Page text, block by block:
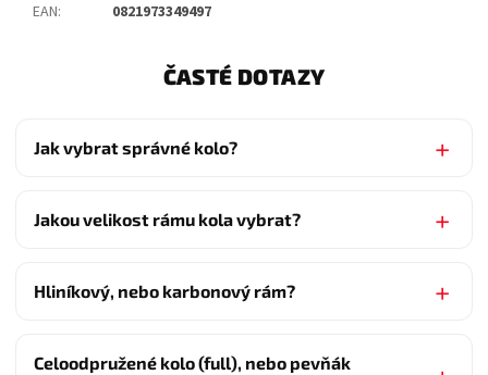
EAN: 0821973349497
ČASTÉ DOTAZY
Jak vybrat správné kolo?
Jakou velikost rámu kola vybrat?
Hliníkový, nebo karbonový rám?
Celoodpružené kolo (full), nebo pevňák